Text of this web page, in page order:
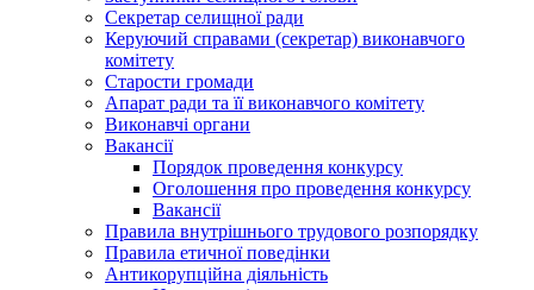
Секретар селищної ради
Керуючий справами (секретар) виконавчого
комітету
Старости громади
Апарат ради та її виконавчого комітету
Виконавчі органи
Вакансії
Порядок проведення конкурсу
Оголошення про проведення конкурсу
Вакансії
Правила внутрішнього трудового розпорядку
Правила етичної поведінки
Антикорупційна діяльність